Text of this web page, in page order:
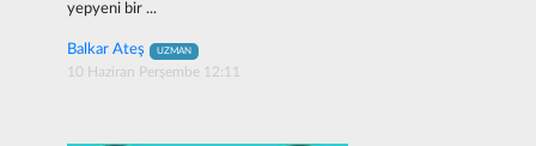
yepyeni bir ...
Balkar Ateş UZMAN
10 Haziran Perşembe 12:11